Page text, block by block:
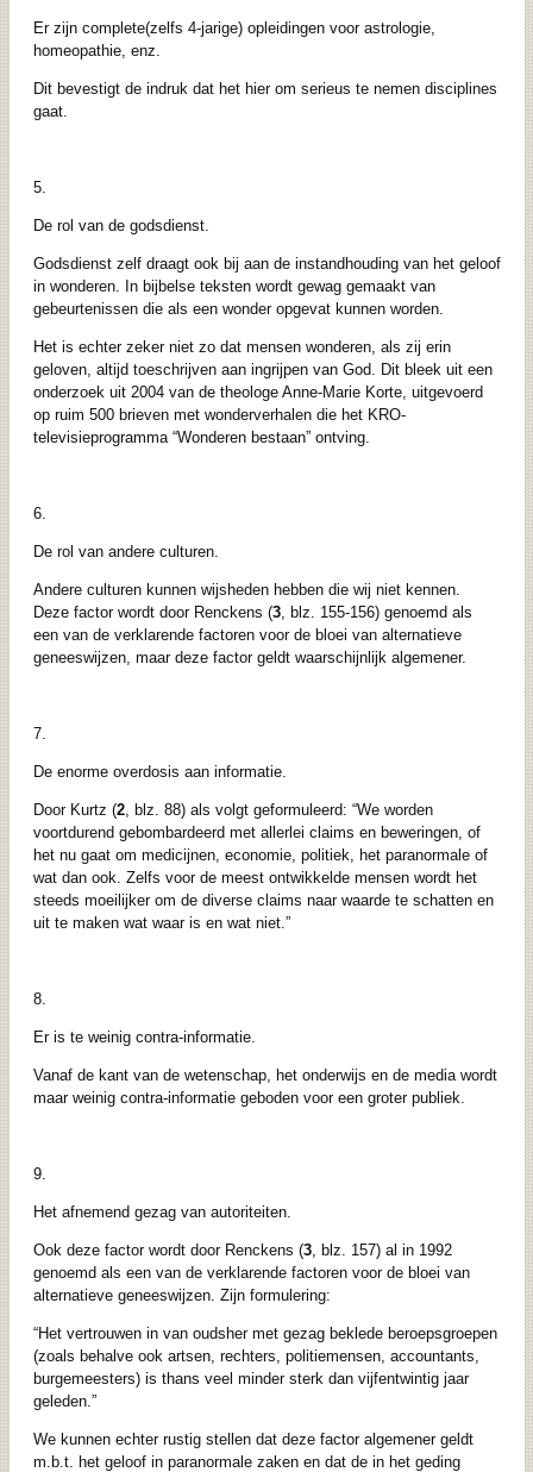
Er zijn complete(zelfs 4-jarige) opleidingen voor astrologie,
homeopathie, enz.
Dit bevestigt de indruk dat het hier om serieus te nemen disciplines
gaat.
5.
De rol van de godsdienst.
Godsdienst zelf draagt ook bij aan de instandhouding van het geloof
in wonderen. In bijbelse teksten wordt gewag gemaakt van
gebeurtenissen die als een wonder opgevat kunnen worden.
Het is echter zeker niet zo dat mensen wonderen, als zij erin
geloven, altijd toeschrijven aan ingrijpen van God. Dit bleek uit een
onderzoek uit 2004 van de theologe Anne-Marie Korte, uitgevoerd
op ruim 500 brieven met wonderverhalen die het KRO-
televisieprogramma “Wonderen bestaan” ontving.
6.
De rol van andere culturen.
Andere culturen kunnen wijsheden hebben die wij niet kennen.
Deze factor wordt door Renckens (3, blz. 155-156) genoemd als
een van de verklarende factoren voor de bloei van alternatieve
geneeswijzen, maar deze factor geldt waarschijnlijk algemener.
7.
De enorme overdosis aan informatie.
Door Kurtz (2, blz. 88) als volgt geformuleerd: “We worden
voortdurend gebombardeerd met allerlei claims en beweringen, of
het nu gaat om medicijnen, economie, politiek, het paranormale of
wat dan ook. Zelfs voor de meest ontwikkelde mensen wordt het
steeds moeilijker om de diverse claims naar waarde te schatten en
uit te maken wat waar is en wat niet.”
8.
Er is te weinig contra-informatie.
Vanaf de kant van de wetenschap, het onderwijs en de media wordt
maar weinig contra-informatie geboden voor een groter publiek.
9.
Het afnemend gezag van autoriteiten.
Ook deze factor wordt door Renckens (3, blz. 157) al in 1992
genoemd als een van de verklarende factoren voor de bloei van
alternatieve geneeswijzen. Zijn formulering:
“Het vertrouwen in van oudsher met gezag beklede beroepsgroepen
(zoals behalve ook artsen, rechters, politiemensen, accountants,
burgemeesters) is thans veel minder sterk dan vijfentwintig jaar
geleden.”
We kunnen echter rustig stellen dat deze factor algemener geldt
m.b.t. het geloof in paranormale zaken en dat de in het geding